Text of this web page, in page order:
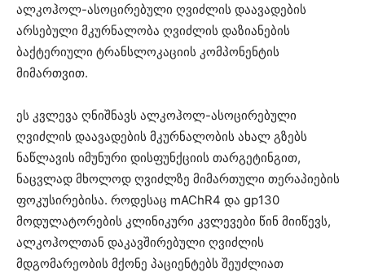
ალკოჰოლ-ასოცირებული ღვიძლის დაავადების
არსებული მკურნალობა ღვიძლის დაზიანების
ბაქტერიული ტრანსლოკაციის კომპონენტის
მიმართვით.
ეს კვლევა ღნიშნავს ალკოჰოლ-ასოცირებული
ღვიძლის დაავადების მკურნალობის ახალ გზებს
ნაწლავის იმუნური დისფუნქციის თარგეტინგით,
ნაცვლად მხოლოდ ღვიძლზე მიმართული თერაპიების
ფოკუსირებისა. როდესაც mAChR4 და gp130
მოდულატორების კლინიკური კვლევები წინ მიიწევს,
ალკოჰოლთან დაკავშირებული ღვიძლის
მდგომარეობის მქონე პაციენტებს შეუძლიათ